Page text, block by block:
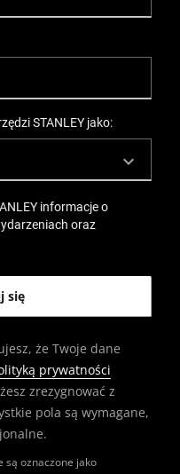
są oznaczone jako
STANLEY jako:
informacje o
oraz
że Twoje dane
prywatności
zrezygnować z
pola są wymagane,